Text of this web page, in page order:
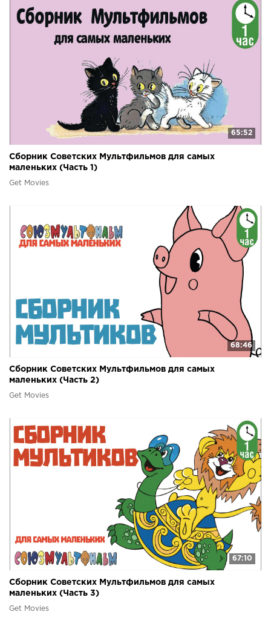
65:52
Сборник Советских Мультфильмов для самых
маленьких (Часть 1)
Get Movies
68:46
Сборник Советских Мультфильмов для самых
маленьких (Часть 2)
Get Movies
67:10
Сборник Советских Мультфильмов для самых
маленьких (Часть 3)
Get Movies